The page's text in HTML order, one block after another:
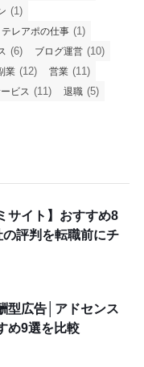
(1)
テレアポの仕事 (1)
(6) ブログ運営 (10)
業 (12) 営業 (11)
ビス (11) 退職 (5)
サイト】おすすめ8
評判を転職前にチ
型広告│アドセンス
め9選を比較